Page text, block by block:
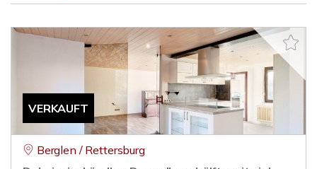
VERKAUFT
Berglen / Rettersburg